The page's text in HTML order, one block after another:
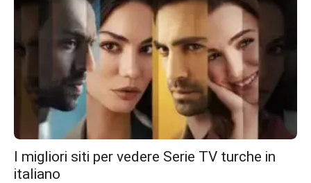
I migliori siti per vedere Serie TV turche in
italiano